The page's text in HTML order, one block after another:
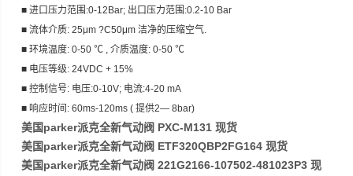
■ 进口压力范围:0-12Bar; 出口压力范围:0.2-10 Bar
■ 流体介质: 25μm ?C50μm 洁净的压缩空气.
■ 环境温度: 0-50 ℃ , 介质温度: 0-50 ℃
■ 电压等级: 24VDC + 15%
■ 控制信号: 电压:0-10V; 电流:4-20 mA
■ 响应时间: 60ms-120ms ( 提供2― 8bar)
美国parker派克全新气动阀 PXC-M131 现货
美国parker派克全新气动阀 ETF320QBP2FG164 现货
美国parker派克全新气动阀 221G2166-107502-481023P3 现